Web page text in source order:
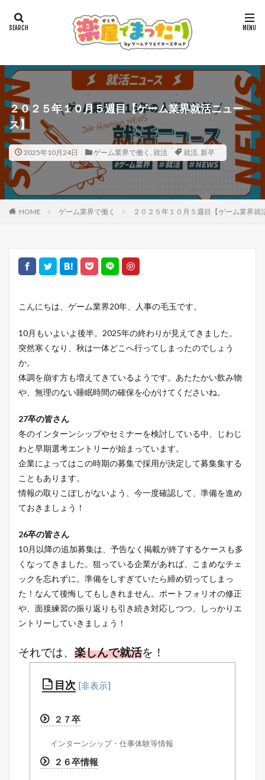
２０２５年１０月５週目【ゲーム業界就活ニュー
ス】
2025年10月24日 ゲーム業界で働く , 就活 就活, 新卒
HOME ゲーム業界で働く ２０２５年１０月５週目【ゲーム業界就
こんにちは、ゲーム業界20年、人事の毛玉です。
10月もいよいよ後半。2025年の終わりが見えてきました。
突然寒くなり、秋は一体どこへ行ってしまったのでしょう
か。
体調を崩す方も増えてきているようです。あたたかい飲み物
や、無理のない睡眠時間の確保を心がけてくださいね。
27卒の皆さん
冬のインターンシップやセミナーを検討している中、じわじ
わと早期選考エントリーが始まっています。
企業によってはこの時期の募集で採用が決定して募集集する
こともあります。
情報の取りこぼしがないよう、今一度確認して、準備を進め
ておきましょう！
26卒の皆さん
10月以降の追加募集は、予告なく掲載が終了するケースも多
くなってきました。狙っている企業があれば、こまめなチェ
ックを忘れずに。準備をしすぎていたら締め切ってしまっ
た！なんて後悔してもしきれません。ポートフォリオの修正
や、面接練習の振り返りも引き続き対応しつつ、しっかりエ
ントリーしていきましょう！
それでは、 楽しんで就活を！
目次
２７卒
インターンシップ・仕事体験等情報
２６卒情報